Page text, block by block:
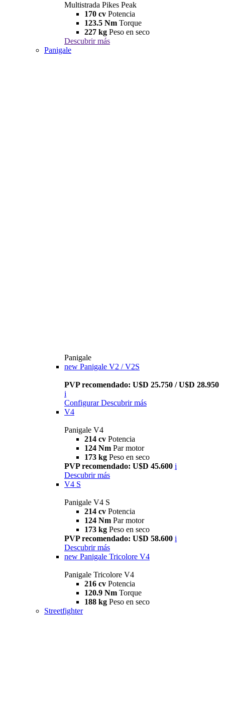
Multistrada Pikes Peak
170 cv Potencia
123.5 Nm Torque
227 kg Peso en seco
Descubrir más
Panigale
Panigale
new Panigale V2 / V2S
PVP recomendado: U$D 25.750 / U$D 28.950
i
Configurar Descubrir más
V4
Panigale V4
214 cv Potencia
124 Nm Par motor
173 kg Peso en seco
PVP recomendado: U$D 45.600 i
Descubrir más
V4 S
Panigale V4 S
214 cv Potencia
124 Nm Par motor
173 kg Peso en seco
PVP recomendado: U$D 58.600 i
Descubrir más
new Panigale Tricolore V4
Panigale Tricolore V4
216 cv Potencia
120.9 Nm Torque
188 kg Peso en seco
Streetfighter